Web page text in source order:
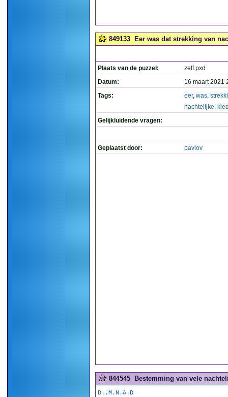
849133 Eer was dat strekking van
Plaats van de puzzel:
zelf.pxd
Datum:
16 maart 2021
Tags:
eer, was,
nachtelijke,
Gelijkluidende vragen:
Geplaatst door: pavlov
844545 Bestemming van vele
D..M.N.A.D